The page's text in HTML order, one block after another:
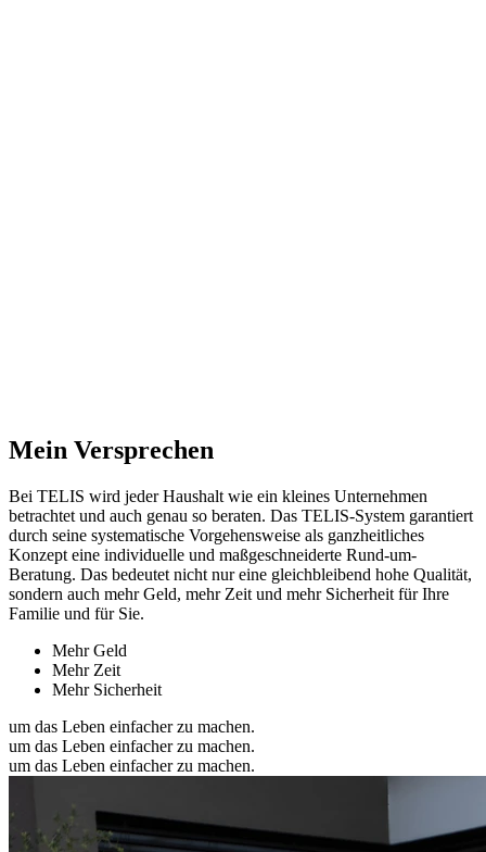
Mein Versprechen
Bei TELIS wird jeder Haushalt wie ein kleines Unternehmen
betrachtet und auch genau so beraten. Das TELIS-System garantiert
durch seine systematische Vorgehensweise als ganzheitliches
Konzept eine individuelle und maßgeschneiderte Rund-um-
Beratung. Das bedeutet nicht nur eine gleichbleibend hohe Qualität,
sondern auch mehr Geld, mehr Zeit und mehr Sicherheit für Ihre
Familie und für Sie.
Mehr Geld
Mehr Zeit
Mehr Sicherheit
um das Leben einfacher zu machen.
um das Leben einfacher zu machen.
um das Leben einfacher zu machen.